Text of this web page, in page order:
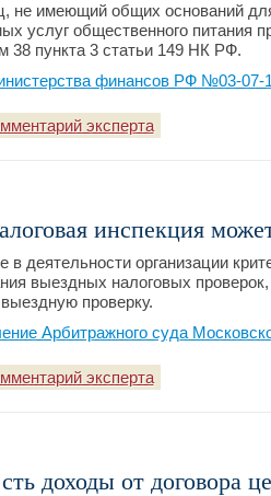
не имеющий общих оснований
услуг общественного питания
38 пункта 3 статьи 149 НК РФ.
финансов РФ №03-07-
эксперта
инспекция
в деятельности организации
выездных налоговых
проверку.
Арбитражного суда
эксперта
доходы от договора